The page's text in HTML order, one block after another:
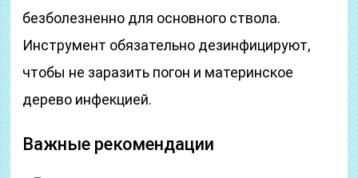
безболезненно для основного ствола.
Инструмент обязательно дезинфицируют,
чтобы не заразить погон и материнское
дерево инфекцией.
Важные рекомендации